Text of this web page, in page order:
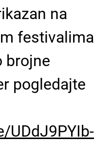
na
festivalima
brojne
pogledajte
UDdJ9PYIb-